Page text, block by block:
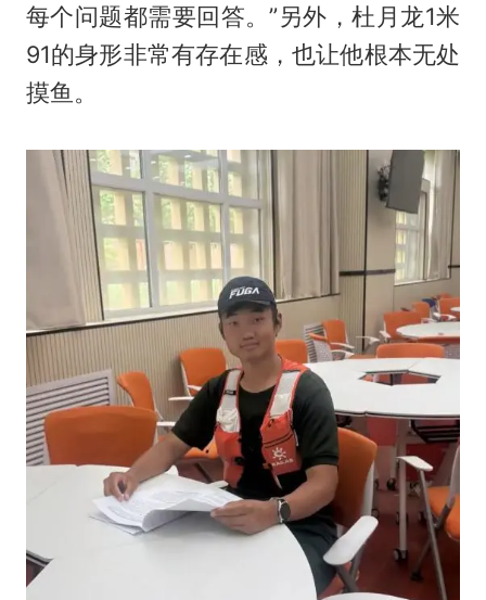
每个问题都需要回答。”另外，杜月龙1米
91的身形非常有存在感，也让他根本无处
摸鱼。